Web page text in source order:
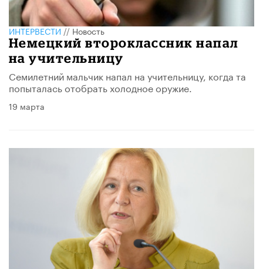
ИНТЕРВЕСТИ//Новость
Немецкий второклассник напал
на учительницу
Семилетний мальчик напал на учительницу, когда та
попыталась отобрать холодное оружие.
19 марта